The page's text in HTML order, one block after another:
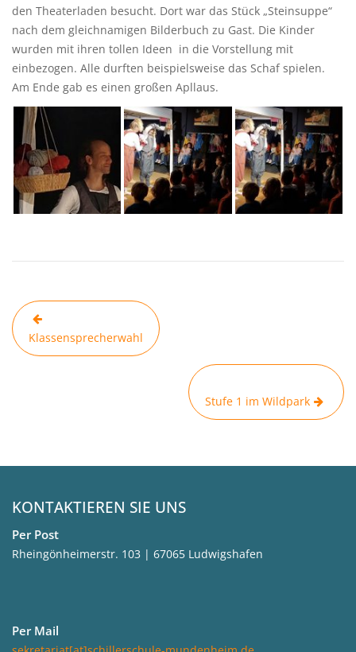
den Theaterladen besucht. Dort war das Stück „Steinsuppe“
nach dem gleichnamigen Bilderbuch zu Gast. Die Kinder
wurden mit ihren tollen Ideen in die Vorstellung mit
einbezogen. Alle durften beispielsweise das Schaf spielen.
Am Ende gab es einen großen Apllaus.
Beitragsnavigation
Klassensprecherwahl
Stufe 1 im Wildpark
KONTAKTIEREN SIE UNS
Per Post
Rheingönheimerstr. 103 | 67065 Ludwigshafen
Per Mail